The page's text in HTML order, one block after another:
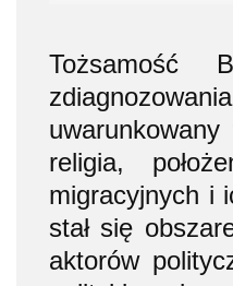
Tożsamość
religia,
migracyjnych i
stał się
aktorów